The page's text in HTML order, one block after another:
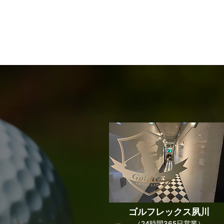
ゴルフレックス夙川